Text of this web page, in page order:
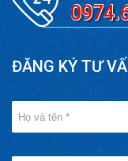
ĐĂNG KÝ TƯ